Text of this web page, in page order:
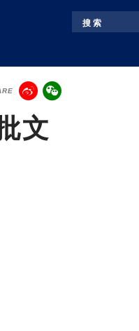
搜 索
文